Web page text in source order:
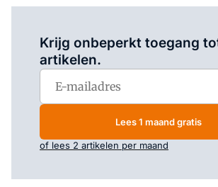
Krijg onbeperkt toegang
artikelen.
Lees 1 maand gratis
of lees 2 artikelen per maand